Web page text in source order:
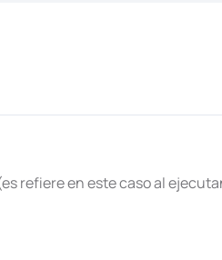
refiere en este caso al